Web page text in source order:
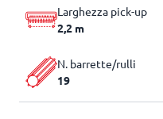
Larghezza pick-up
2,2 m
N. barrette/rulli
19